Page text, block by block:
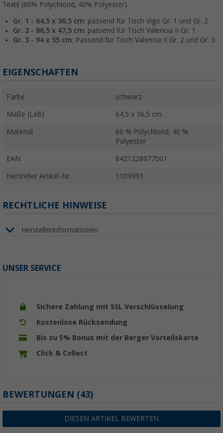
Textil (60% Polychlorid, 40% Polyester).
Gr. 1 - 64,5 x 36,5 cm: passend für Tisch Vigo Gr. 1 und Gr. 2
Gr. 2 - 86,5 x 47,5 cm: passend für Tisch Valencia II Gr. 1
Gr. 3 - 94 x 55 cm: Passend für Tisch Valencia II Gr. 2 und Gr. 3
EIGENSCHAFTEN
Farbe schwarz
Maße (LxB) 64,5 x 36,5 cm
Material
60 % Polychlorid, 40 %
Polyester
EAN 8421228077001
Hersteller Artikel-Nr. 1109993
RECHTLICHE HINWEISE
Herstellerinformationen
UNSER SERVICE
Sichere Zahlung mit SSL Verschlüsselung
Kostenlose Rücksendung
Bis zu 5% Bonus mit der Berger Vorteilskarte
Click & Collect
BEWERTUNGEN (43)
DIESEN ARTIKEL BEWERTEN